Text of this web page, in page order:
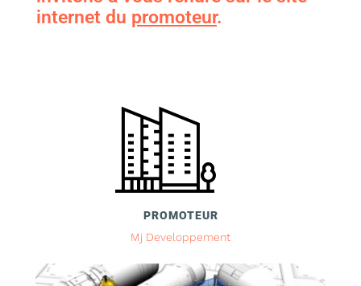
internet du promoteur.
PROMOTEUR
Mj Developpement